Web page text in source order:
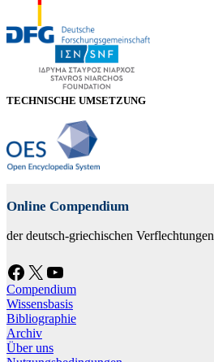
TECHNISCHE UMSETZUNG
Online Compendium
der deutsch-griechischen Verflechtungen
Facebook X YouTube
Compendium
Wissensbasis
Bibliographie
Archiv
Über uns